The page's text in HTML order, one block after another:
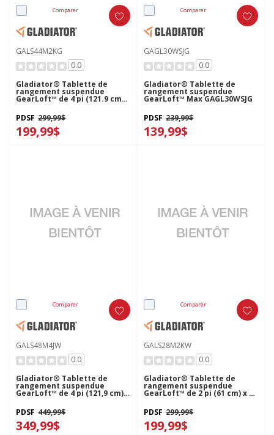
Comparer
GALS44M2KG
0.0
Gladiator® Tablette de
rangement suspendue
GearLoft™ de 4 pi (121.9 cm)
x 4 pi (121.9 cm) GALS44M2KG
PDSF 299,99$
199,99$
Comparer
GAGL30WSJG
0.0
Gladiator® Tablette de
rangement suspendue
GearLoft™ Max GAGL30WSJG
PDSF 239,99$
139,99$
Comparer
GALS48M4JW
0.0
Gladiator® Tablette de
rangement suspendue
GearLoft™ de 4 pi (121,9 cm)
X 8 pi (243,8 cm) GALS48M4JW
PDSF 449,99$
349,99$
Comparer
GALS28M2KW
0.0
Gladiator® Tablette de
rangement suspendue
GearLoft™ de 2 pi (61 cm) x 8
pi (243.8 cm) GALS28M2KW
PDSF 299,99$
199,99$